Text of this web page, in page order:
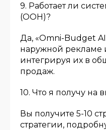
9. Работает ли
(OOH)?
Да, «Omni-Budget
наружной рекламе
интегрируя их в
продаж.
10. Что я получу на
Вы получите 5-10
стратегии,